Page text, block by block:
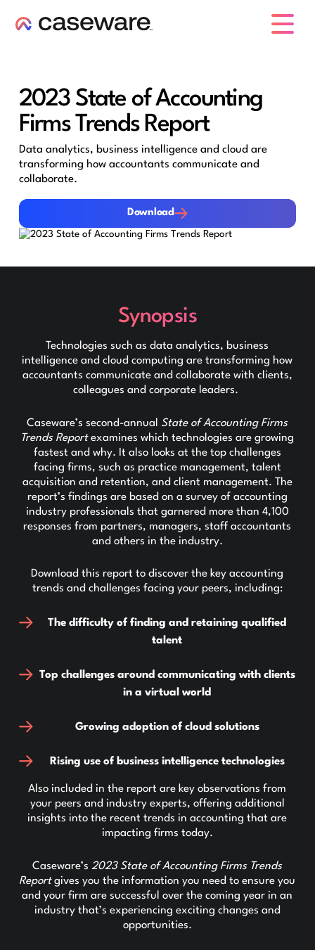
2023 State of Accounting
Firms Trends Report
Data analytics, business intelligence and cloud are
transforming how accountants communicate and
collaborate.
Download
Download
Synopsis
Technologies such as data analytics, business
intelligence and cloud computing are transforming how
accountants communicate and collaborate with clients,
colleagues and corporate leaders.
Caseware’s second-annual State of Accounting Firms
Trends Reportexamines which technologies are growing
fastest and why. It also looks at the top challenges
facing firms, such as practice management, talent
acquisition and retention, and client management. The
report’s findings are based on a survey of accounting
industry professionals that garnered more than 4,100
responses from partners, managers, staff accountants
and others in the industry.
Download this report to discover the key accounting
trends and challenges facing your peers, including:
The difficulty of finding and retaining qualified
talent
Top challenges around communicating with clients
in a virtual world
Growing adoption of cloud solutions
Rising use of business intelligence technologies
Also included in the report are key observations from
your peers and industry experts, offering additional
insights into the recent trends in accounting that are
impacting firms today.
Caseware’s2023 State of Accounting Firms Trends
Reportgives you the information you need to ensure you
and your firm are successful over the coming year in an
industry that’s experiencing exciting changes and
opportunities.